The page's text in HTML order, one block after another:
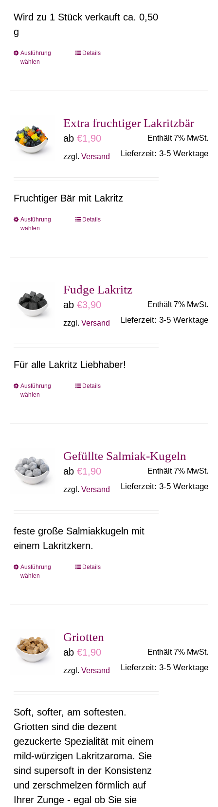
der
gewählt
Wird zu 1 Stück verkauft ca. 0,50
g
Ausführung
wählen
Dieses
auf.
Die
Optionen
der
Produktseite
Details
Extra fruchtiger Lakritzbär
ab€1,90 Enthält 7% MwSt.
zzgl.Versand Lieferzeit: 3-5 Werktage
Fruchtiger Bär mit Lakritz
Ausführung
wählen
Dieses
auf.
Die
Optionen
der
Produktseite
Details
Fudge Lakritz
ab€3,90 Enthält 7% MwSt.
zzgl.Versand Lieferzeit: 3-5 Werktage
Für alle Lakritz Liebhaber!
Ausführung
wählen
Dieses
auf.
Die
Optionen
der
Produktseite
gewählt
Details
Gefüllte Salmiak-Kugeln
ab€1,90 Enthält 7% MwSt.
zzgl.Versand Lieferzeit: 3-5 Werktage
feste große Salmiakkugeln mit
einem Lakritzkern.
Ausführung
wählen
Dieses
auf.
Die
Optionen
der
Produktseite
gewählt
werden
Details
Griotten
ab€1,90 Enthält 7% MwSt.
zzgl.Versand Lieferzeit: 3-5 Werktage
Soft, softer, am softesten.
Griotten sind die dezent
gezuckerte Spezialität mit einem
mild-würzigen Lakritzaroma. Sie
sind supersoft in der Konsistenz
und zerschmelzen förmlich auf
Ihrer Zunge - egal ob Sie sie